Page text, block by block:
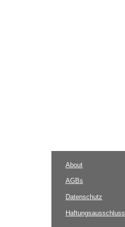
About
AGBs
Datenschutz
Haftungsausschluss